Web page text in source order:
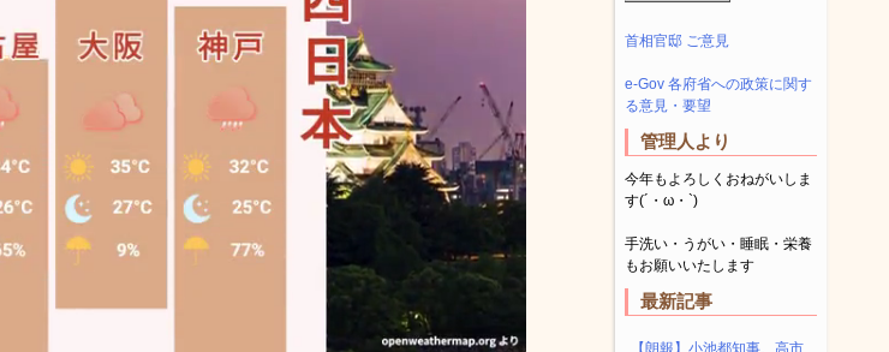
首相官邸 ご意見
e-Gov 各府省への政策に関す
る意見・要望
管理人より
今年もよろしくおねがいしま
す(´・ω・`)
手洗い・うがい・睡眠・栄養
もお願いいたします
最新記事
【朗報】小池都知事、高市